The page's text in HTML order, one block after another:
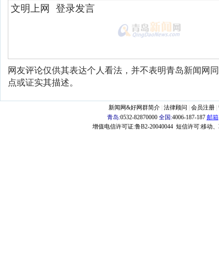
网友评论仅供其表达个人看法，并不表明青岛新闻网
点或证实其描述。